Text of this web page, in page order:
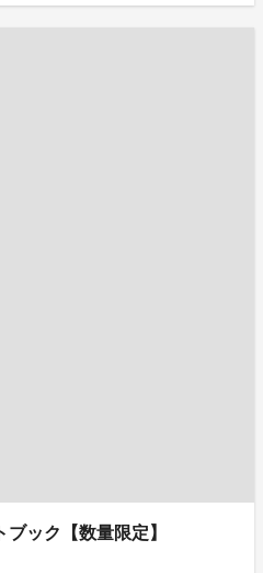
ック【数量限定】